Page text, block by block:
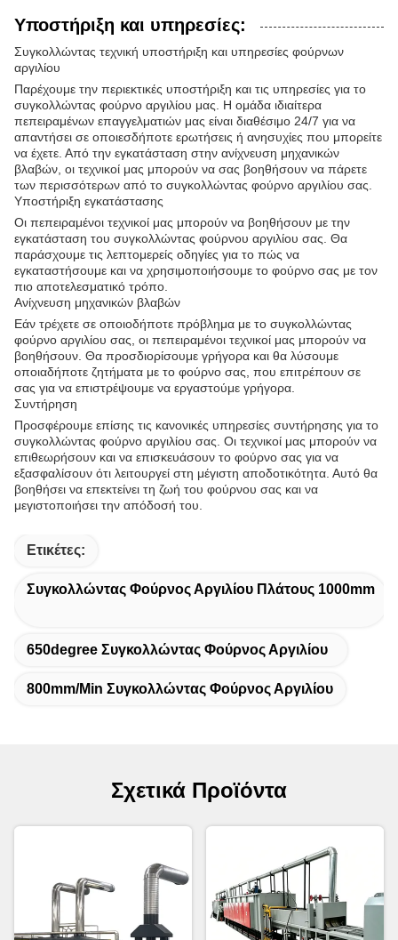
Υποστήριξη και υπηρεσίες:
Συγκολλώντας τεχνική υποστήριξη και υπηρεσίες φούρνων
αργιλίου
Παρέχουμε την περιεκτικές υποστήριξη και τις υπηρεσίες για το
συγκολλώντας φούρνο αργιλίου μας. Η ομάδα ιδιαίτερα
πεπειραμένων επαγγελματιών μας είναι διαθέσιμο 24/7 για να
απαντήσει σε οποιεσδήποτε ερωτήσεις ή ανησυχίες που μπορείτε
να έχετε. Από την εγκατάσταση στην ανίχνευση μηχανικών
βλαβών, οι τεχνικοί μας μπορούν να σας βοηθήσουν να πάρετε
των περισσότερων από το συγκολλώντας φούρνο αργιλίου σας.
Υποστήριξη εγκατάστασης
Οι πεπειραμένοι τεχνικοί μας μπορούν να βοηθήσουν με την
εγκατάσταση του συγκολλώντας φούρνου αργιλίου σας. Θα
παράσχουμε τις λεπτομερείς οδηγίες για το πώς να
εγκαταστήσουμε και να χρησιμοποιήσουμε το φούρνο σας με τον
πιο αποτελεσματικό τρόπο.
Ανίχνευση μηχανικών βλαβών
Εάν τρέχετε σε οποιοδήποτε πρόβλημα με το συγκολλώντας
φούρνο αργιλίου σας, οι πεπειραμένοι τεχνικοί μας μπορούν να
βοηθήσουν. Θα προσδιορίσουμε γρήγορα και θα λύσουμε
οποιαδήποτε ζητήματα με το φούρνο σας, που επιτρέπουν σε
σας για να επιστρέψουμε να εργαστούμε γρήγορα.
Συντήρηση
Προσφέρουμε επίσης τις κανονικές υπηρεσίες συντήρησης για το
συγκολλώντας φούρνο αργιλίου σας. Οι τεχνικοί μας μπορούν να
επιθεωρήσουν και να επισκευάσουν το φούρνο σας για να
εξασφαλίσουν ότι λειτουργεί στη μέγιστη αποδοτικότητα. Αυτό θα
βοηθήσει να επεκτείνει τη ζωή του φούρνου σας και να
μεγιστοποιήσει την απόδοσή του.
Ετικέτες:
Συγκολλώντας Φούρνος Αργιλίου Πλάτους 1000mm
650degree Συγκολλώντας Φούρνος Αργιλίου
800mm/Min Συγκολλώντας Φούρνος Αργιλίου
Σχετικά Προϊόντα